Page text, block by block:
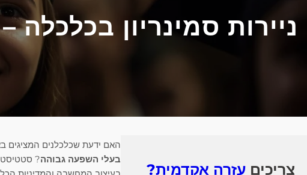
ניירות סמינריון בכלכלה
צריכים עזרה אקדמית?
האם ידעת שכלכלנים המציגים
בעלי השפעה גבוהה?